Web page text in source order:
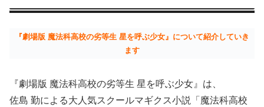
『劇場版 魔法科高校の劣等生 星を呼ぶ少女』について紹介していき
ます
『劇場版 魔法科高校の劣等生 星を呼ぶ少女』は、
佐島 勤による大人気スクールマギクス小説「魔法科高校